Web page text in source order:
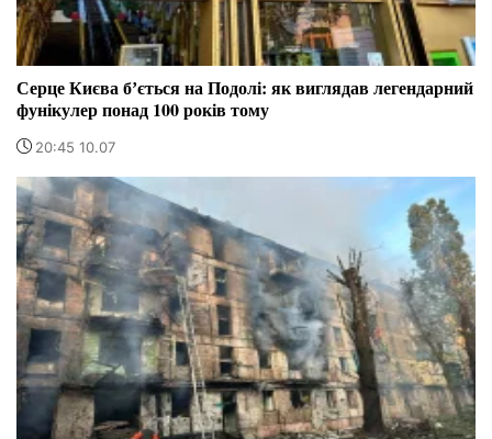
Серце Києва бʼється на Подолі: як виглядав легендарний
фунікулер понад 100 років тому
20:45 10.07